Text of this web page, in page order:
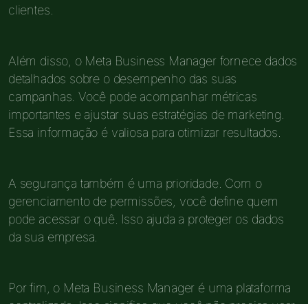
clientes.
Além disso, o Meta Business Manager fornece dados
detalhados sobre o desempenho das suas
campanhas. Você pode acompanhar métricas
importantes e ajustar suas estratégias de marketing.
Essa informação é valiosa para otimizar resultados.
A segurança também é uma prioridade. Com o
gerenciamento de permissões, você define quem
pode acessar o quê. Isso ajuda a proteger os dados
da sua empresa.
Por fim, o Meta Business Manager é uma plataforma